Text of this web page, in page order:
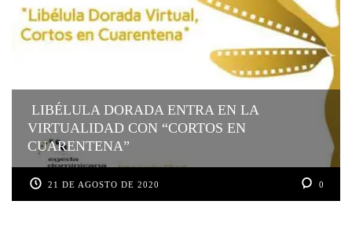
LIBÉLULA DORADA ENTRA EN LA
VIRTUALIDAD CON “CORTOS EN
CUARENTENA”
21 DE AGOSTO DE 2020 0